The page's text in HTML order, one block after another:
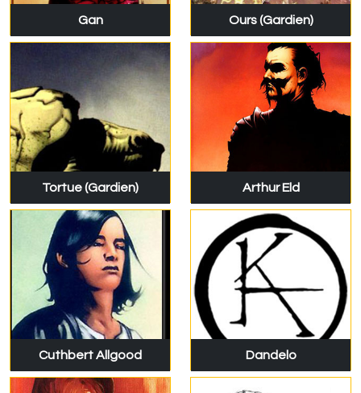
Gan Ours (Gardien)
Tortue (Gardien) Arthur Eld
Cuthbert Allgood Dandelo